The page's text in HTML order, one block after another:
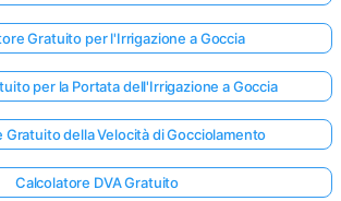
Gratuito per l'Irrigazione a Goccia
per la Portata dell'Irrigazione a Goccia
Gratuito della Velocità di Gocciolamento
Calcolatore DVA Gratuito